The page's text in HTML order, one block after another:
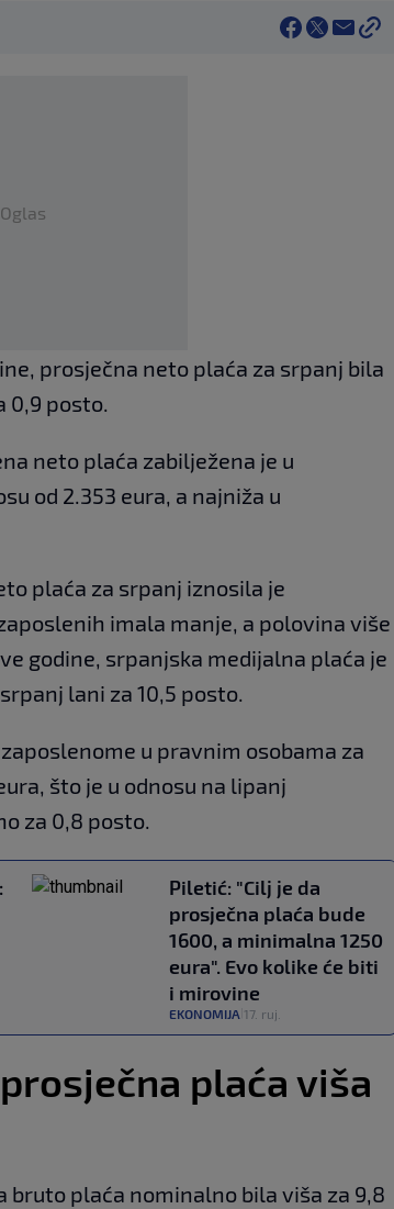
Oglas
prosječna neto plaća za srpanj bila
0,9 posto.
neto plaća zabilježena je u
od 2.353 eura, a najniža u
plaća za srpanj iznosila je
imala manje, a polovina više
godine, srpanjska medijalna plaća je
lani za 10,5 posto.
u pravnim osobama za
što je u odnosu na lipanj
za 0,8 posto.
Piletić: "Cilj je da
prosječna plaća bude
1600, a minimalna 1250
eura". Evo kolike će biti
i mirovine
EKONOMIJA 17. ruj.
plaća viša
bruto plaća nominalno bila viša za 9,8